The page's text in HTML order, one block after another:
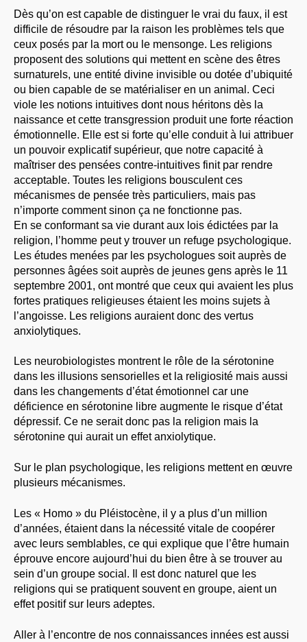
Dès qu’on est capable de distinguer le vrai du faux, il est
difficile de résoudre par la raison les problèmes tels que
ceux posés par la mort ou le mensonge. Les religions
proposent des solutions qui mettent en scène des êtres
surnaturels, une entité divine invisible ou dotée d’ubiquité
ou bien capable de se matérialiser en un animal. Ceci
viole les notions intuitives dont nous héritons dès la
naissance et cette transgression produit une forte réaction
émotionnelle. Elle est si forte qu’elle conduit à lui attribuer
un pouvoir explicatif supérieur, que notre capacité à
maîtriser des pensées contre-intuitives finit par rendre
acceptable. Toutes les religions bousculent ces
mécanismes de pensée très particuliers, mais pas
n’importe comment sinon ça ne fonctionne pas.
En se conformant sa vie durant aux lois édictées par la
religion, l’homme peut y trouver un refuge psychologique.
Les études menées par les psychologues soit auprès de
personnes âgées soit auprès de jeunes gens après le 11
septembre 2001, ont montré que ceux qui avaient les plus
fortes pratiques religieuses étaient les moins sujets à
l’angoisse. Les religions auraient donc des vertus
anxiolytiques.
Les neurobiologistes montrent le rôle de la sérotonine
dans les illusions sensorielles et la religiosité mais aussi
dans les changements d’état émotionnel car une
déficience en sérotonine libre augmente le risque d’état
dépressif. Ce ne serait donc pas la religion mais la
sérotonine qui aurait un effet anxiolytique.
Sur le plan psychologique, les religions mettent en œuvre
plusieurs mécanismes.
Les « Homo » du Pléistocène, il y a plus d’un million
d’années, étaient dans la nécessité vitale de coopérer
avec leurs semblables, ce qui explique que l’être humain
éprouve encore aujourd’hui du bien être à se trouver au
sein d’un groupe social. Il est donc naturel que les
religions qui se pratiquent souvent en groupe, aient un
effet positif sur leurs adeptes.
Aller à l’encontre de nos connaissances innées est aussi